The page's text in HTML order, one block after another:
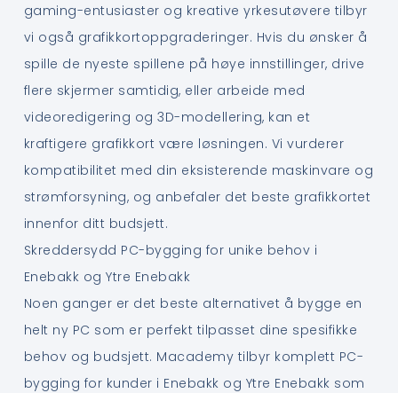
gaming-entusiaster og kreative yrkesutøvere tilbyr
vi også grafikkortoppgraderinger. Hvis du ønsker å
spille de nyeste spillene på høye innstillinger, drive
flere skjermer samtidig, eller arbeide med
videoredigering og 3D-modellering, kan et
kraftigere grafikkort være løsningen. Vi vurderer
kompatibilitet med din eksisterende maskinvare og
strømforsyning, og anbefaler det beste grafikkortet
innenfor ditt budsjett.
Skreddersydd PC-bygging for unike behov i
Enebakk og Ytre Enebakk
Noen ganger er det beste alternativet å bygge en
helt ny PC som er perfekt tilpasset dine spesifikke
behov og budsjett. Macademy tilbyr komplett PC-
bygging for kunder i Enebakk og Ytre Enebakk som